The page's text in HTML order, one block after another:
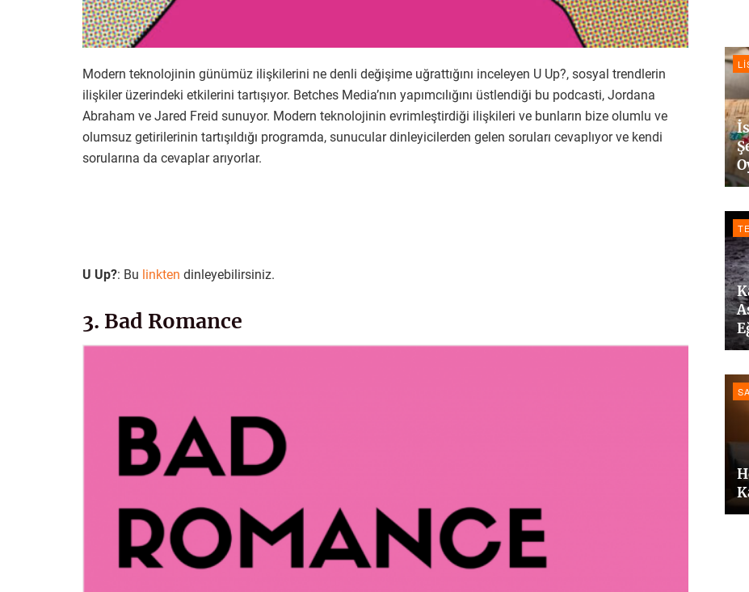
Modern teknolojinin günümüz ilişkilerini ne denli değişime uğrattığını inceleyen U Up?, sosyal trendlerin
ilişkiler üzerindeki etkilerini tartışıyor. Betches Media’nın yapımcılığını üstlendiği bu podcasti, Jordana
Abraham ve Jared Freid sunuyor. Modern teknolojinin evrimleştirdiği ilişkileri ve bunların bize olumlu ve
olumsuz getirilerinin tartışıldığı programda, sunucular dinleyicilerden gelen soruları cevaplıyor ve kendi
sorularına da cevaplar arıyorlar.
U Up?: Bu linkten dinleyebilirsiniz.
3. Bad Romance